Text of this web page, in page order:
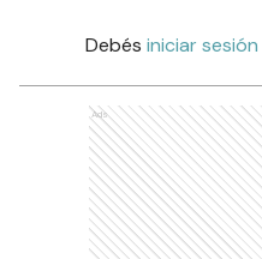
Debés iniciar sesión
Ads